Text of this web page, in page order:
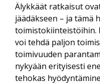
Älykkäät ratkaisut
jäädäkseen – ja tämä
toimistokiinteistöihin.
voi tehdä paljon
toimivuuden
nykyään erityisesti
tehokas